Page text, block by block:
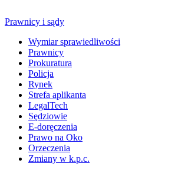
Prawnicy i sądy
Wymiar sprawiedliwości
Prawnicy
Prokuratura
Policja
Rynek
Strefa aplikanta
LegalTech
Sędziowie
E-doręczenia
Prawo na Oko
Orzeczenia
Zmiany w k.p.c.